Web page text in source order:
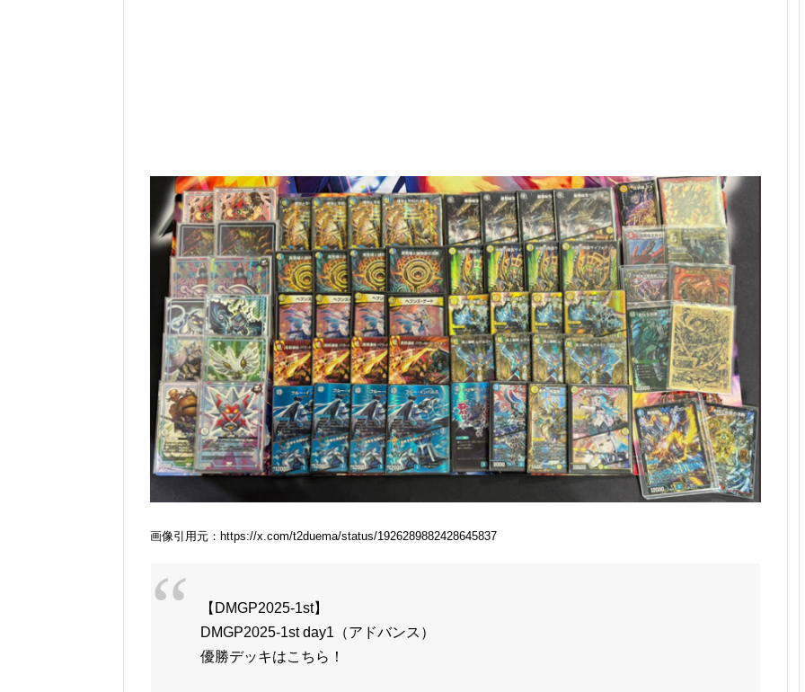
画像引用元：https://x.com/t2duema/status/1926289882428645837
【DMGP2025-1st】
DMGP2025-1st day1（アドバンス）
優勝デッキはこちら！